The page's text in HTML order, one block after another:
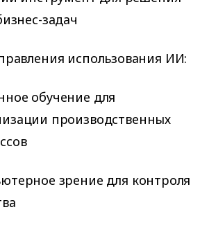
задач
использования ИИ:
обучение для
производственных
зрение для контроля